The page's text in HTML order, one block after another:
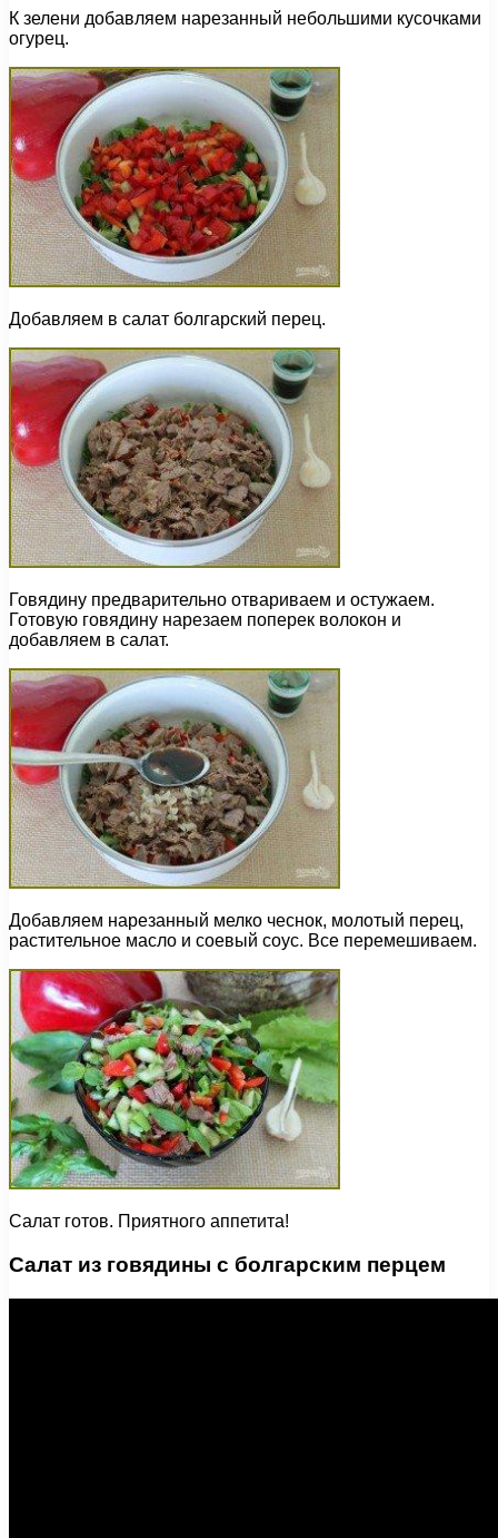
К зелени добавляем нарезанный небольшими кусочками
огурец.
Добавляем в салат болгарский перец.
Говядину предварительно отвариваем и остужаем.
Готовую говядину нарезаем поперек волокон и
добавляем в салат.
Добавляем нарезанный мелко чеснок, молотый перец,
растительное масло и соевый соус. Все перемешиваем.
Салат готов. Приятного аппетита!
Салат из говядины с болгарским перцем